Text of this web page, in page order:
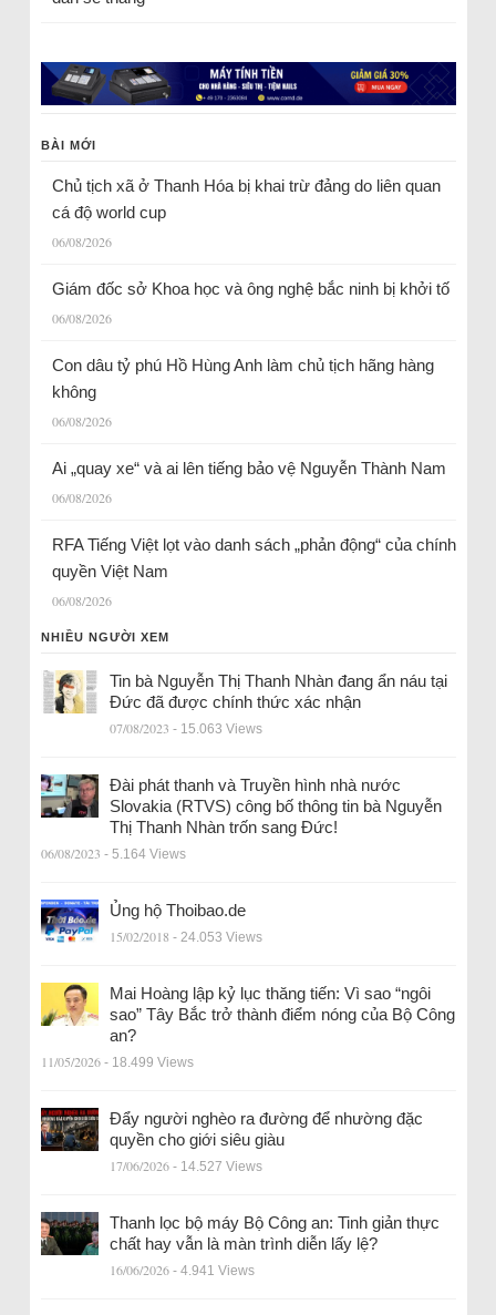
BÀI MỚI
Chủ tịch xã ở Thanh Hóa bị khai trừ đảng do liên quan
cá độ world cup
06/08/2026
Giám đốc sở Khoa học và ông nghệ bắc ninh bị khởi tố
06/08/2026
Con dâu tỷ phú Hồ Hùng Anh làm chủ tịch hãng hàng
không
06/08/2026
Ai „quay xe“ và ai lên tiếng bảo vệ Nguyễn Thành Nam
06/08/2026
RFA Tiếng Việt lọt vào danh sách „phản động“ của chính
quyền Việt Nam
06/08/2026
NHIỀU NGƯỜI XEM
Tin bà Nguyễn Thị Thanh Nhàn đang ẩn náu tại
Đức đã được chính thức xác nhận
07/08/2023 - 15.063 Views
Đài phát thanh và Truyền hình nhà nước
Slovakia (RTVS) công bố thông tin bà Nguyễn
Thị Thanh Nhàn trốn sang Đức!
06/08/2023 - 5.164 Views
Ủng hộ Thoibao.de
15/02/2018 - 24.053 Views
Mai Hoàng lập kỷ lục thăng tiến: Vì sao “ngôi
sao” Tây Bắc trở thành điểm nóng của Bộ Công
an?
11/05/2026 - 18.499 Views
Đẩy người nghèo ra đường để nhường đặc
quyền cho giới siêu giàu
17/06/2026 - 14.527 Views
Thanh lọc bộ máy Bộ Công an: Tinh giản thực
chất hay vẫn là màn trình diễn lấy lệ?
16/06/2026 - 4.941 Views